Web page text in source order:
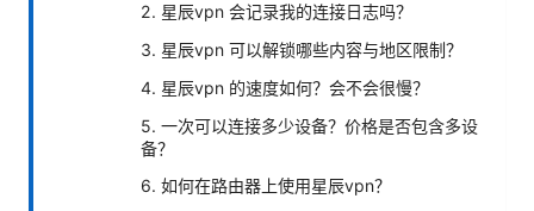
2. 星辰vpn 会记录我的连接日志吗？
3. 星辰vpn 可以解锁哪些内容与地区限制？
4. 星辰vpn 的速度如何？会不会很慢？
5. 一次可以连接多少设备？价格是否包含多设
备？
6. 如何在路由器上使用星辰vpn？